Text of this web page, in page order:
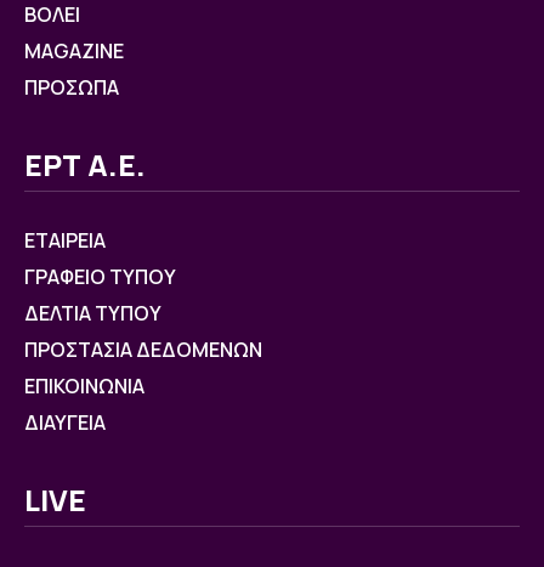
ΒOΛΕΙ
MAGAZINE
ΠΡΟΣΩΠΑ
ΕΡΤ Α.Ε.
ΕΤΑΙΡΕΙΑ
ΓΡΑΦΕΙΟ ΤΥΠΟΥ
ΔΕΛΤΙΑ ΤΥΠΟΥ
ΠΡΟΣΤΑΣΙΑ ΔΕΔΟΜΕΝΩΝ
ΕΠΙΚΟΙΝΩΝΙΑ
ΔΙΑΥΓΕΙΑ
LIVE